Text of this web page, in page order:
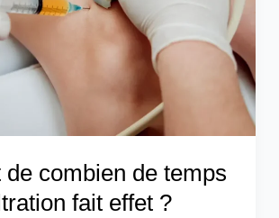
de combien de temps
fait effet ?